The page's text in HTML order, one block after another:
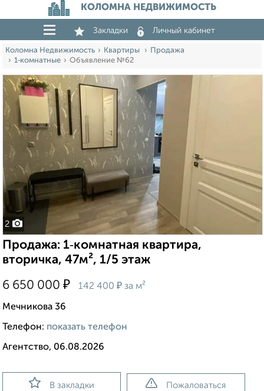
КОЛОМНА НЕДВИЖИМОСТЬ
Закладки Личный кабинет
Коломна Недвижимость Квартиры
Продажа
1‑комнатные
Объявление №62
2
Продажа: 1‑комнатная квартира,
вторичка, 47м², 1/5 этаж
6 650 000 ₽ 142 400 ₽ за м²
Мечникова 36
Телефон: показать телефон
Агентство, 06.08.2026
В закладки Пожаловаться